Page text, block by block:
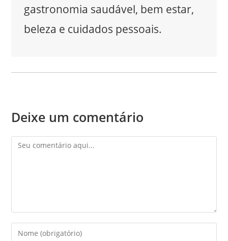
gastronomia saudável, bem estar,
beleza e cuidados pessoais.
Deixe um comentário
Comentário
Digite